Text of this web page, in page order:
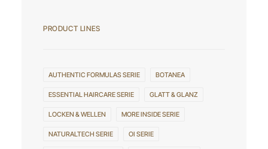
PRODUCT LINES
AUTHENTIC FORMULAS SERIE BOTANEA
ESSENTIAL HAIRCARE SERIE GLATT & GLANZ
LOCKEN & WELLEN MORE INSIDE SERIE
NATURALTECH SERIE OI SERIE